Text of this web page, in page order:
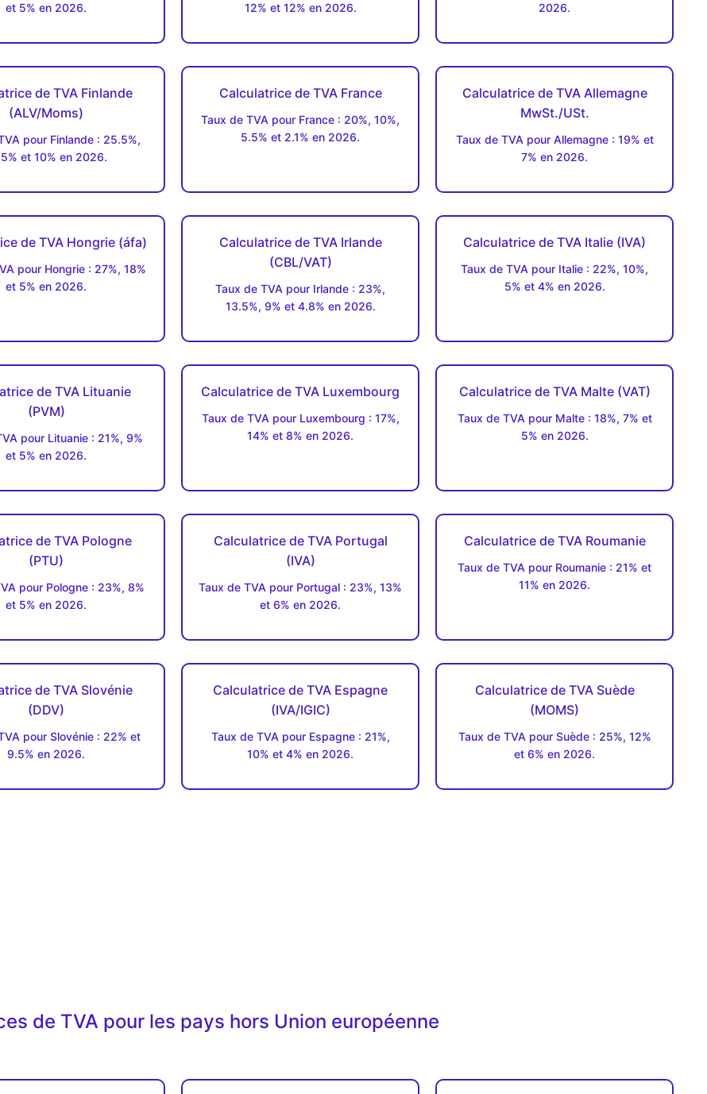
et 5% en 2026.
12% et 12% en 2026.
2026.
de TVA Finlande
(ALV/Moms)
pour Finlande : 25.5%,
et 10% en 2026.
Calculatrice de TVA France
Taux de TVA pour France : 20%, 10%,
5.5% et 2.1% en 2026.
Calculatrice de TVA Allemagne
MwSt./USt.
Taux de TVA pour Allemagne : 19% et
7% en 2026.
de TVA Hongrie (áfa)
pour Hongrie : 27%, 18%
et 5% en 2026.
Calculatrice de TVA Irlande
(CBL/VAT)
Taux de TVA pour Irlande : 23%,
13.5%, 9% et 4.8% en 2026.
Calculatrice de TVA Italie (IVA)
Taux de TVA pour Italie : 22%, 10%,
5% et 4% en 2026.
de TVA Lituanie
(PVM)
pour Lituanie : 21%, 9%
et 5% en 2026.
Calculatrice de TVA Luxembourg
Taux de TVA pour Luxembourg : 17%,
14% et 8% en 2026.
Calculatrice de TVA Malte (VAT)
Taux de TVA pour Malte : 18%, 7% et
5% en 2026.
de TVA Pologne
(PTU)
pour Pologne : 23%, 8%
et 5% en 2026.
Calculatrice de TVA Portugal
(IVA)
Taux de TVA pour Portugal : 23%, 13%
et 6% en 2026.
Calculatrice de TVA Roumanie
Taux de TVA pour Roumanie : 21% et
11% en 2026.
de TVA Slovénie
(DDV)
pour Slovénie : 22% et
9.5% en 2026.
Calculatrice de TVA Espagne
(IVA/IGIC)
Taux de TVA pour Espagne : 21%,
10% et 4% en 2026.
Calculatrice de TVA Suède
(MOMS)
Taux de TVA pour Suède : 25%, 12%
et 6% en 2026.
de TVA pour les pays hors Union européenne